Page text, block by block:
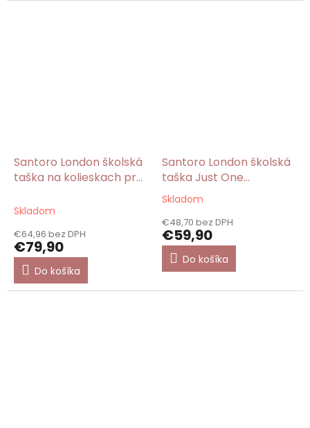
Santoro London školská
taška na kolieskach pre
Second/Gorjuss
Skladom
€64,96 bez DPH
€79,90
Do košíka
Santoro London školská
taška Just One
Second/Gorjuss
Priemerné
produktu
je
5,0
hviezdičiek.
Skladom
€48,70 bez DPH
€59,90
Do košíka